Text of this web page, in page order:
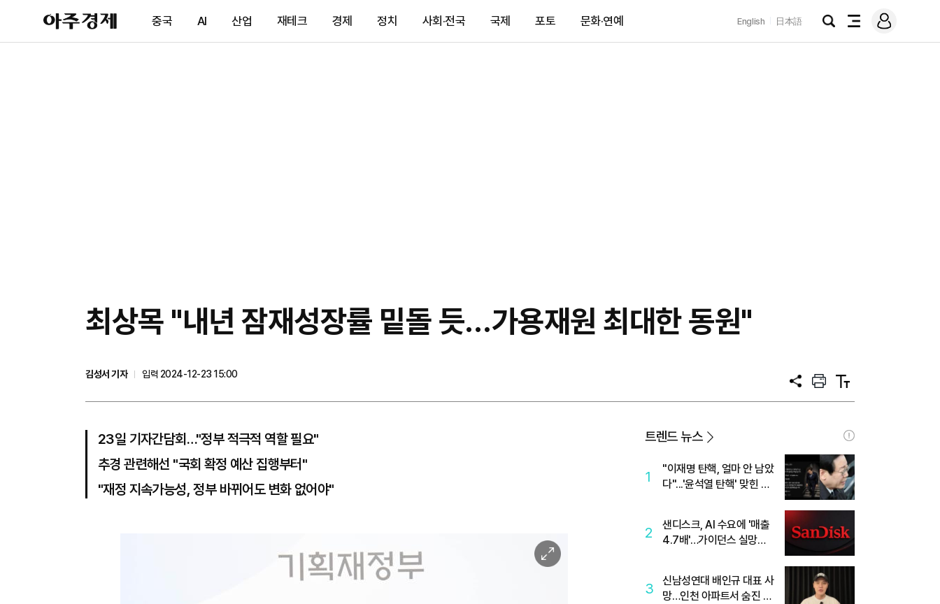
아
주
제
중국 AI 산업 재테크 경제 정치 사회·전국 국제 포토 문화·연예 English 日本語
검
전
메
그
최상목 "내년 잠재성장률 밑돌 듯…가용재원 최대한 동원"
김성서 기자
입력 2024-12-23 15:00
공
프
트
텍
트
23일 기자간담회…"정부 적극적 역할 필요"
추경 관련해선 "국회 확정 예산 집행부터"
"재정 지속가능성, 정부 바뀌어도 변화 없어야"
이
미
트렌드 뉴스
1
"이재명 탄핵, 얼마 안 남았
다"...'윤석열 탄핵' 맞힌 무
2
샌디스크, AI 수요에 '매출
4.7배'…가이던스 실망에
3
신남성연대 배인규 대표 사
망…인천 아파트서 숨진 채